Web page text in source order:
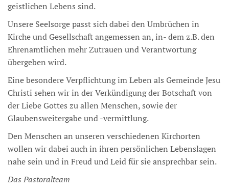
geistlichen Lebens sind.
Unsere Seelsorge passt sich dabei den Umbrüchen in
Kirche und Gesellschaft angemessen an, in- dem z.B. den
Ehrenamtlichen mehr Zutrauen und Verantwortung
übergeben wird.
Eine besondere Verpflichtung im Leben als Gemeinde Jesu
Christi sehen wir in der Verkündigung der Botschaft von
der Liebe Gottes zu allen Menschen, sowie der
Glaubensweitergabe und -vermittlung.
Den Menschen an unseren verschiedenen Kirchorten
wollen wir dabei auch in ihren persönlichen Lebenslagen
nahe sein und in Freud und Leid für sie ansprechbar sein.
Das Pastoralteam